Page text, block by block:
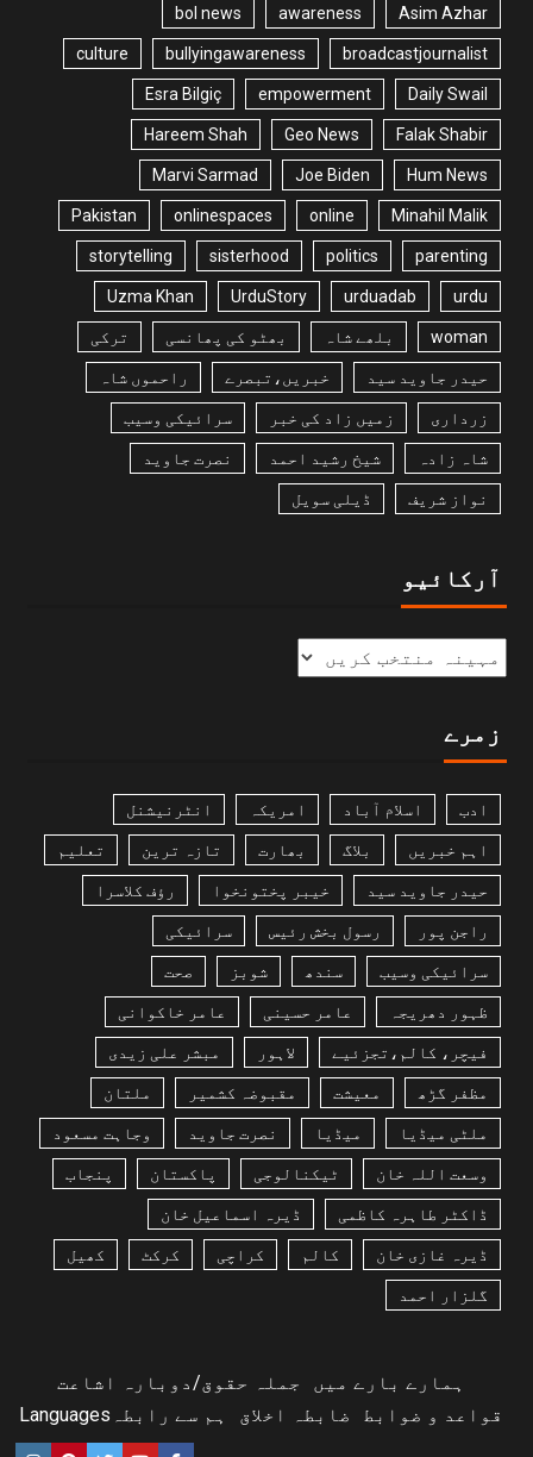
Asim Azhar
awareness
bol news
broadcastjournalist
bullyingawareness
culture
Daily Swail
empowerment
Esra Bilgiç
Falak Shabir
Geo News
Hareem Shah
Hum News
Joe Biden
Marvi Sarmad
Minahil Malik
online
onlinespaces
Pakistan
parenting
politics
sisterhood
storytelling
urdu
urduadab
UrduStory
Uzma Khan
woman بلھے شاہ بھٹو کی پھانسی ترکی
حیدر جاوید سید خبریں،تبصرے راحموں شاہ
زرداری زمیں زاد کی خبر سرائیکی وسیب
شاہ زادہ شیخ رشید احمد نصرت جاوید
نواز شریف ڈیلی سویل
آرکائیو
زمرے
ادب اسلام آباد امریکہ انٹرنیشنل
اہم خبریں بلاگ بھارت تازہ ترین تعلیم
حیدر جاوید سید خیبر پختونخوا رؤف کلاسرا
راجن پور رسول بخش رئیس سرائیکی
سرائیکی وسیب سندھ شوبز صحت
ظہور دھریجہ عامر حسینی عامر خاکوانی
فیچر، کالم،تجزئیے لاہور مبشر علی زیدی
مظفر گڑھ معیشت مقبوضہ کشمیر ملتان
ملٹی میڈیا میڈیا نصرت جاوید وجاہت مسعود
وسعت اللہ خان ٹیکنالوجی پاکستان پنجاب
ڈاکٹر طاہرہ کاظمی ڈیرہ اسماعیل خان
ڈیرہ غازی خان کالم کراچی کرکٹ کھیل
گلزار احمد
ہمارے بارے میں
جملہ حقوق/دوبارہ اشاعت
قواعد و ضوابط
ضابطہ اخلاق ہم سے رابطہ Languages